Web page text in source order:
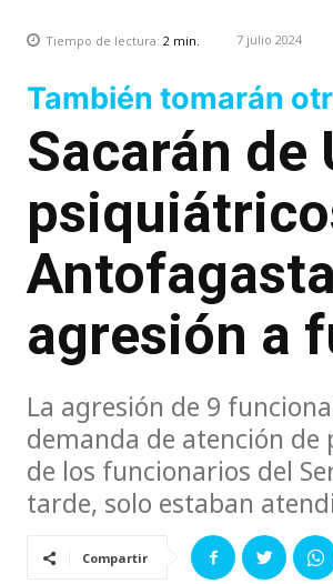
Tiempo de lectura: 2 min. 7 julio 2024
También tomarán
Sacarán de
agresión a
La agresión de 9
demanda de atención
de los funcionarios del
tarde, solo estaban
Compartir